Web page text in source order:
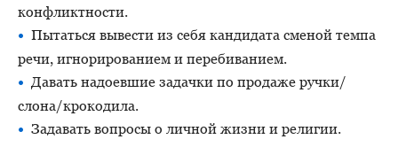
конфликтности.
Пытаться вывести из себя кандидата сменой темпа
речи, игнорированием и перебиванием.
Давать надоевшие задачки по продаже ручки/
слона/крокодила.
Задавать вопросы о личной жизни и религии.